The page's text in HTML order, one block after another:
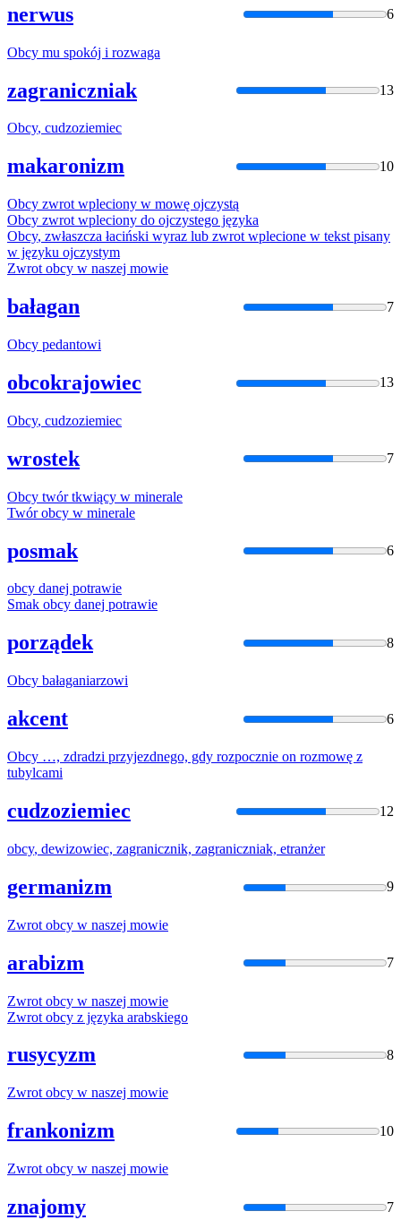
nerwus 6
Obcy mu spokój i rozwaga
zagraniczniak 13
Obcy, cudzoziemiec
makaronizm 10
Obcy zwrot wpleciony w mowę ojczystą
Obcy zwrot wpleciony do ojczystego języka
Obcy, zwłaszcza łaciński wyraz lub zwrot wplecione w tekst pisany
w języku ojczystym
Zwrot obcy w naszej mowie
bałagan 7
Obcy pedantowi
obcokrajowiec 13
Obcy, cudzoziemiec
wrostek 7
Obcy twór tkwiący w minerale
Twórobcy w minerale
posmak 6
obcy danej potrawie
Smak obcy danej potrawie
porządek 8
Obcy bałaganiarzowi
akcent 6
Obcy …, zdradzi przyjezdnego, gdy rozpocznie on rozmowę z
tubylcami
cudzoziemiec 12
obcy, dewizowiec, zagranicznik, zagraniczniak, etranżer
germanizm 9
Zwrot obcy w naszej mowie
arabizm 7
Zwrot obcy w naszej mowie
Zwrot obcy z języka arabskiego
rusycyzm 8
Zwrot obcy w naszej mowie
frankonizm 10
Zwrot obcy w naszej mowie
znajomy 7